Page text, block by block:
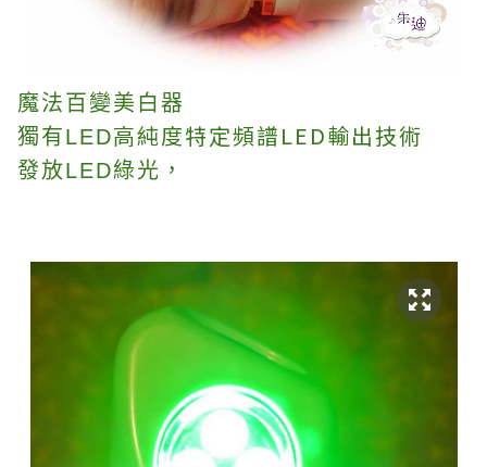
魔法百變美白器
獨有LED高純度特定頻譜LED輸出技術
發放LED綠光，